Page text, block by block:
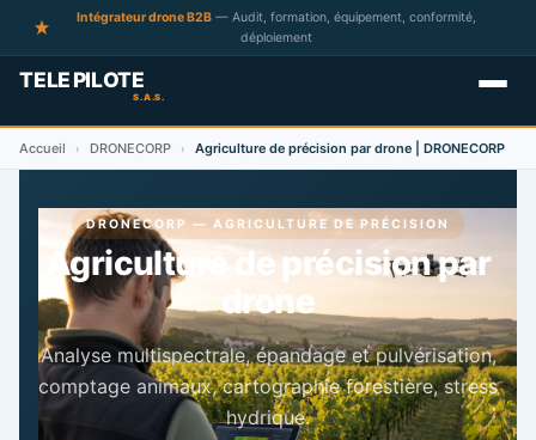
Intégrateur drone B2B — Audit, formation, équipement, conformité,
déploiement
Accueil › DRONECORP › Agriculture de précision par drone | DRONECORP
DRONECORP — AGRICULTURE DE PRÉCISION
Agriculture de précision par
drone
Analyse multispectrale, épandage et pulvérisation,
comptage animaux, cartographie forestière, stress
hydrique.